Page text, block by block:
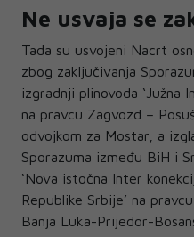
Ne usvaja se
Tada su usvojeni Nacrt
zbog zaključivanja
izgradnji plinovoda ‘Južna
na pravcu Zagvozd –
odvojkom za Mostar, a
Sporazuma između BiH i
‘Nova istočna Inter
Republike Srbije’ na
Banja Luka-Prijedor-